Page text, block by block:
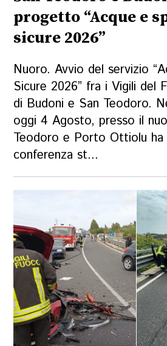
progetto “Acque e
sicure 2026”
Nuoro. Avvio del servizio
Sicure 2026” fra i Vigili del
di Budoni e San Teodoro.
oggi 4 Agosto, presso il
Teodoro e Porto Ottiolu
conferenza st...